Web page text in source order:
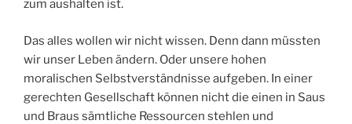
zum aushalten ist.
Das alles wollen wir nicht wissen. Denn dann müssten
wir unser Leben ändern. Oder unsere hohen
moralischen Selbstverständnisse aufgeben. In einer
gerechten Gesellschaft können nicht die einen in Saus
und Braus sämtliche Ressourcen stehlen und